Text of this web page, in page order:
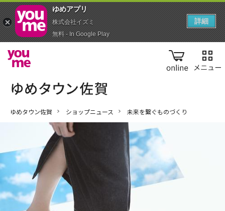
online
ゆめタウン佐賀 ショップニュース 未来を繋ぐものづくり
ゆめアプ‪リ‬
株式会社イズミ
無料 - In Google Play
詳細